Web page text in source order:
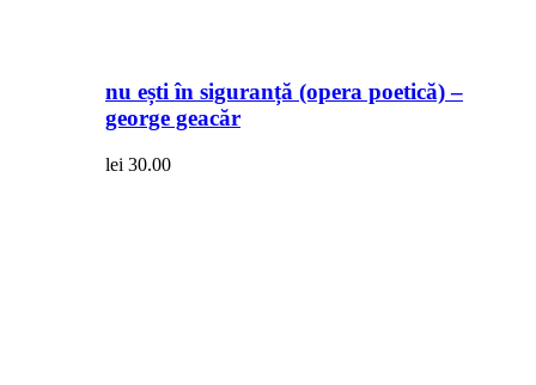
nu ești în siguranță (opera poetică) –
george geacăr
lei 30.00